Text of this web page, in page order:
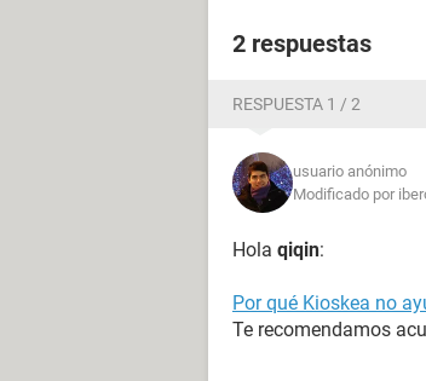
2 respuestas
RESPUESTA 1 / 2
usuario anónimo
Modificado por
Hola qiqin:
Por qué Kioskea no
Te recomendamos